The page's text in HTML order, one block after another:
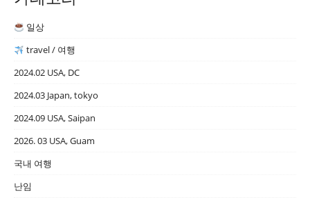
일상
travel / 여행
2024.02 USA, DC
2024.03 Japan, tokyo
2024.09 USA, Saipan
2026. 03 USA, Guam
국내 여행
난임